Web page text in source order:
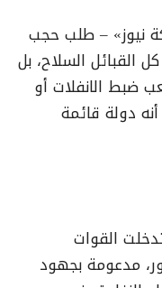
نيوز» – طلب حجب
القبائل السلاح، بل
ضبط الانفلات أو
دولة قائمة
القوات
مدعومة بجهود